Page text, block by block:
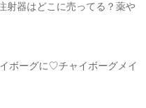
射器はどこに売ってる？薬や
ボーグに♡チャイボーグメイ